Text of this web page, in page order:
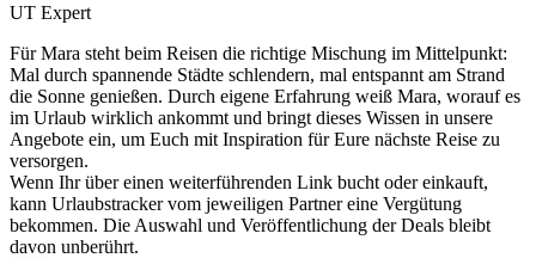
UT Expert
Für Mara steht beim Reisen die richtige Mischung im Mittelpunkt:
Mal durch spannende Städte schlendern, mal entspannt am Strand
die Sonne genießen. Durch eigene Erfahrung weiß Mara, worauf es
im Urlaub wirklich ankommt und bringt dieses Wissen in unsere
Angebote ein, um Euch mit Inspiration für Eure nächste Reise zu
versorgen.
Wenn Ihr über einen weiterführenden Link bucht oder einkauft,
kann Urlaubstracker vom jeweiligen Partner eine Vergütung
bekommen. Die Auswahl und Veröffentlichung der Deals bleibt
davon unberührt.